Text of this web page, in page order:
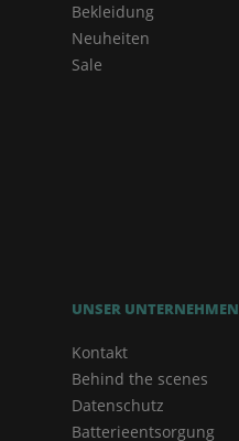
Bekleidung
Neuheiten
Sale
UNSER UNTERNEHMEN
Kontakt
Behind the scenes
Datenschutz
Batterieentsorgung